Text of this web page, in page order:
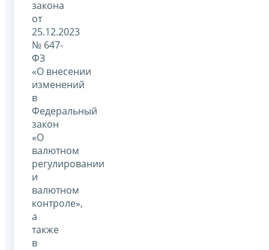
закона
от
25.12.2023
№ 647-
ФЗ
«О внесении
изменений
в
Федеральный
закон
«О
валютном
регулировании
и
валютном
контроле»,
а
также
в